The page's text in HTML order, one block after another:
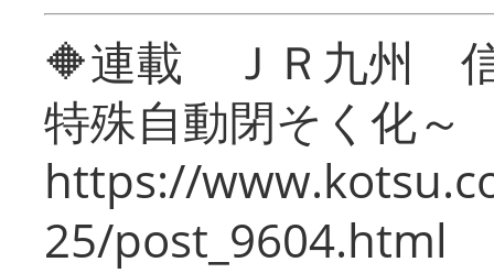
🔶連載 ＪＲ九州 信
特殊自動閉そく化～
https://
25/post_9604.html